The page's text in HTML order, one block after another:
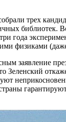
трех
библиотек.
года
физиками
заявление
Зеленский